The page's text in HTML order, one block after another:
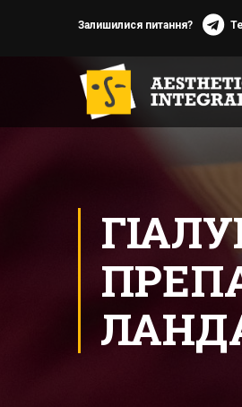
Залишилися питання?